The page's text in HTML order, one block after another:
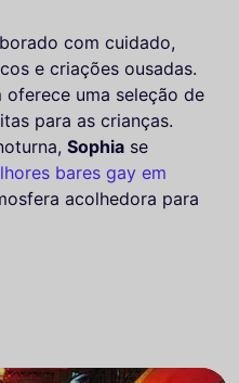
com cuidado,
e criações ousadas.
uma seleção de
para as crianças.
Sophia se
bares gay em
acolhedora para